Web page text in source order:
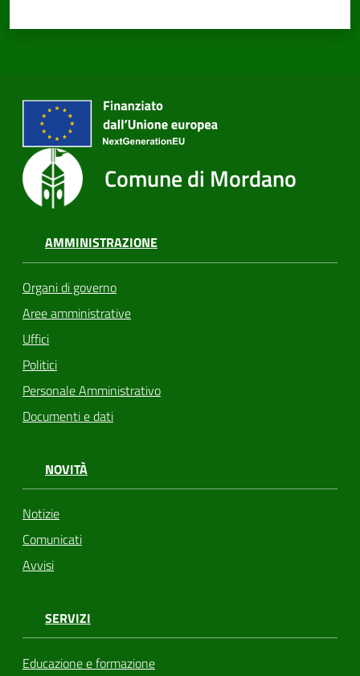
Comune di Mordano
AMMINISTRAZIONE
Organi di governo
Aree amministrative
Uffici
Politici
Personale Amministrativo
Documenti e dati
NOVITÀ
Notizie
Comunicati
Avvisi
SERVIZI
Educazione e formazione